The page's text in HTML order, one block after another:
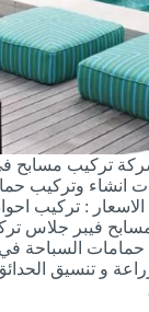
تركيب مسابح
انشاء وتركيب
: تركيب
فيبر جلاس
حمامات السباحة
و تنسيق